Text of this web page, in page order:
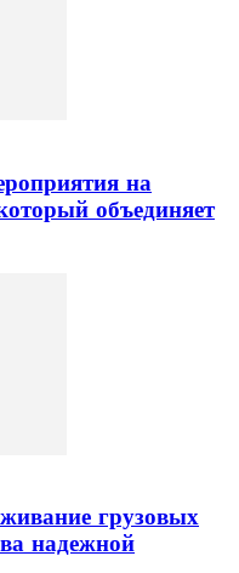
на
объединяет
грузовых
надежной